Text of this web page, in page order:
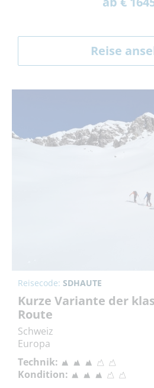
Reise
Reisecode: SDHAUTE
Kurze Variante der
Route
Schweiz
Europa
Technik:
Kondition: